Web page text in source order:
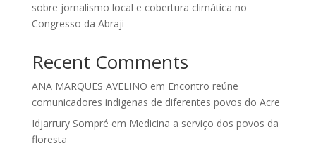
sobre jornalismo local e cobertura climática no
Congresso da Abraji
Recent Comments
ANA MARQUES AVELINO em Encontro reúne
comunicadores indigenas de diferentes povos do Acre
Idjarrury Sompré em Medicina a serviço dos povos da
floresta